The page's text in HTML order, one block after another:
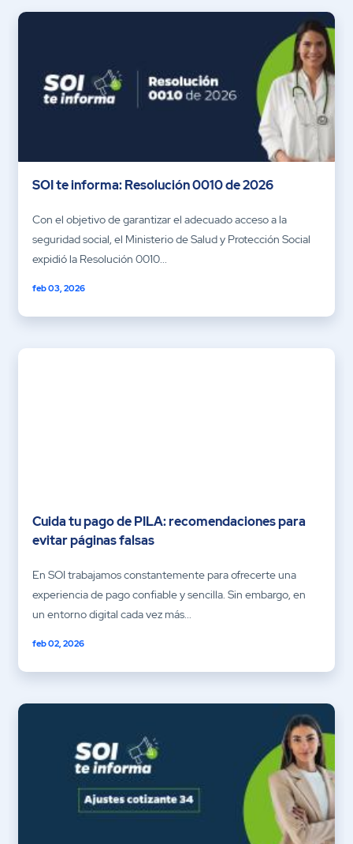
SOI te informa: Resolución 0010 de 2026
Con el objetivo de garantizar el adecuado acceso a la
seguridad social, el Ministerio de Salud y Protección Social
expidió la Resolución 0010...
feb 03, 2026
Cuida tu pago de PILA: recomendaciones para
evitar páginas falsas
En SOI trabajamos constantemente para ofrecerte una
experiencia de pago confiable y sencilla. Sin embargo, en
un entorno digital cada vez más...
feb 02, 2026